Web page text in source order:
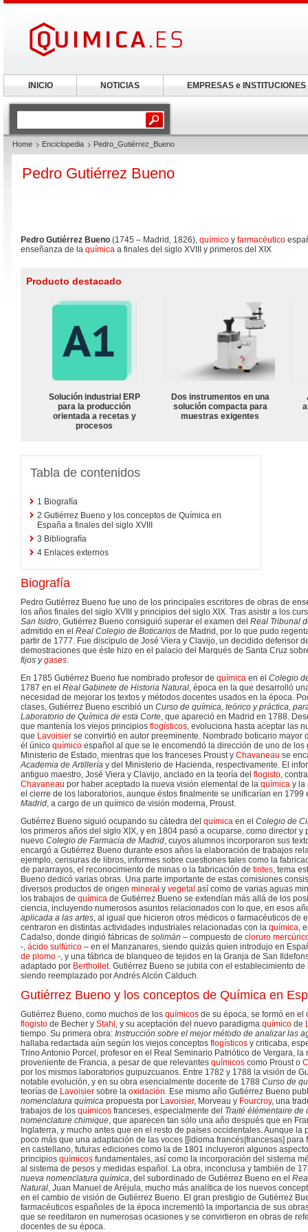
Home Enciclopedia Pedro_Gutiérrez_Bueno
Pedro Gutiérrez Bueno
Pedro Gutiérrez Bueno (1745 – Madrid, 1826), químico y farmacéutico
enseñanza de la química a finales del siglo XVIII y primeros del XIX
Producto destacado
Solución industrial ERP
para la producción
orientada a recetas y
procesos
Dos instrumentos en una
solución compacta para
muestras exigentes
Tabla de contenidos
1 Biografía
2 Gutiérrez Bueno y los conceptos de Química en
España a finales del siglo XVIII
3 Bibliografía
4 Enlaces externos
Biografía
Pedro Gutiérrez Bueno fue uno de los principales escritores de obras de
los años finales del siglo XVIII y principios del siglo XIX. Tras asistir a los
San Isidro, Gutiérrez Bueno consiguió superar el examen del Real Tribunal
admitido en el Real Colegio de Boticarios de Madrid, por lo que pudo
partir de 1777. Fue discípulo de José Viera y Clavijo, un decidido defensor
demostraciones que éste hizo en el palacio del Marqués de Santa Cruz
fijos ygases.
En 1785 Gutiérrez Bueno fue nombrado profesor de química en el Colegio
1787 en el Real Gabinete de Historia Natural, época en la que desarrolló
necesidad de mejorar los textos y métodos docentes usados en la época.
clases, Gutiérrez Bueno escribió un Curso de química, teórico y práctica,
Laboratorio de Química de esta Corte, que apareció en Madrid en 1788.
que mantenía los viejos principios flogísticos, evoluciona hasta aceptar las
que Lavoisier se convirtió en autor preeminente. Nombrado boticario mayor
él único químico español al que se le encomendó la dirección de uno de
Ministerio de Estado, mientras que los franceses Proust y Chavaneau se
Academia de Artillería y del Ministerio de Hacienda, respectivamente. El
antiguo maestro, José Viera y Clavijo, anclado en la teoría del flogisto,
Chavaneau por haber aceptado la nueva visión elemental de la química y la
el cierre de los laboratorios, aunque éstos finalmente se unificarían en 1799
Madrid, a cargo de un químico de visión moderna, Proust.
Gutiérrez Bueno siguió ocupando su cátedra del química en el Colegio de
los primeros años del siglo XIX, y en 1804 pasó a ocuparse, como director y
nuevo Colegio de Farmacia de Madrid, cuyos alumnos incorporaron sus
encargó a Gutiérrez Bueno durante esos años la elaboración de trabajos
ejemplo, censuras de libros, informes sobre cuestiones tales como la
de pararrayos, el reconocimiento de minas o la fabricación de tintes, tema
Bueno dedicó varias obras. Una parte importante de estas comisiones
diversos productos de origen mineral y vegetal así como de varias aguas
los trabajos de química de Gutiérrez Bueno se extendían más allá de los
ciencia, incluyendo numerosos asuntos relacionados con lo que, en esos
aplicada a las artes, al igual que hicieron otros médicos o farmacéuticos de
centraron en distintas actividades industriales relacionadas con la química,
Cadalso, donde dirigió fábricas de solimán – compuesto de cloruro
-, ácido sulfúrico – en el Manzanares, siendo quizás quien introdujo en
de plomo -, y una fábrica de blanqueo de tejidos en la Granja de San
adaptado por Berthollet. Gutiérrez Bueno se jubila con el establecimiento
siendo reemplazado por Andrés Alcón Calduch.
Gutiérrez Bueno y los conceptos de Química en
Gutiérrez Bueno, como muchos de los químicos de su época, se formó en el
flogisto de Becher y Stahl , y su aceptación del nuevo paradigma químico de
tiempo. Su primera obra: Instrucción sobre el mejor método de analizar las
hallaba redactada aún según los viejos conceptos flogísticos y criticaba,
Trino Antonio Porcel, profesor en el Real Seminario Patriótico de Vergara,
proveniente de Francia, a pesar de que relevantes químicos como Proust o
por los mismos laboratorios guipuzcuanos. Entre 1782 y 1788 la visión de
notable evolución, y en su obra esencialmente docente de 1788 Curso de
teorías de Lavoisier sobre la oxidación. Ese mismo año Gutiérrez Bueno
nomenclatura química propuesta por Lavoisier, Morveau y Fourcroy, una
trabajos de los químicos franceses, especialmente del Traité élémentaire de
nomenclature chimique, que aparecen tan sólo una año después que en
Inglaterra, y mucho antes que en el resto de países occidentales. Aunque la
poco más que una adaptación de las voces [[idioma francés|francesas]
en castellano, futuras ediciones como la de 1801 incluyeron algunos
principios químicos fundamentales, así como la incorporación del sistema
al sistema de pesos y medidas español. La obra, inconclusa y también de
nueva nomenclatura química, del subordinado de Gutiérrez Bueno en el
Natural, Juan Manuel de Aréjula, mucho más analítica de los nuevos
en el cambio de visión de Gutiérrez Bueno. El gran prestigio de Gutiérrez
farmacéuticos españoles de la época incrementó la importancia de sus
que se reeditaron en numerosas ocasiones y se convirtieron en obras de
docentes de su época.
INICIO NOTICIAS EMPRESAS e INSTITUCIONES